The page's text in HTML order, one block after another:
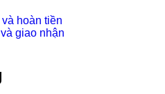
hoàn tiền
giao nhận